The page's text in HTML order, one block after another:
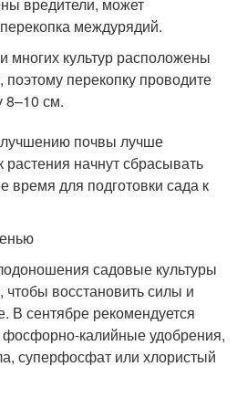
междурядий.
многих культур расположены
поэтому перекопку проводите
8–10 см.
почвы лучше
растения начнут сбрасывать
время для подготовки сада к
садовые культуры
восстановить силы и
В сентябре рекомендуется
фосфорно-калийные удобрения,
суперфосфат или хлористый